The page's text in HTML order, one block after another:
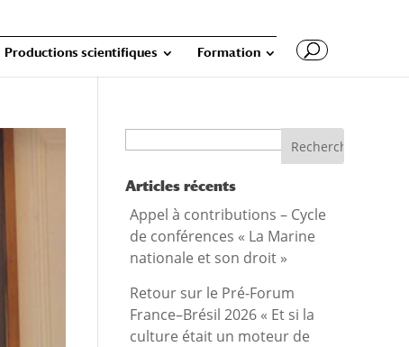
Productions scientifiques Formation
Articles récents
Appel à contributions – Cycle
de conférences « La Marine
nationale et son droit »
Retour sur le Pré-Forum
France–Brésil 2026 « Et si la
culture était un moteur de